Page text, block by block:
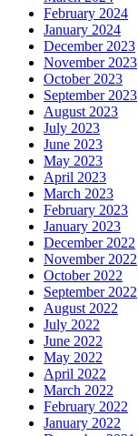
February 2024
January 2024
December 2023
November 2023
October 2023
September 2023
August 2023
July 2023
June 2023
May 2023
April 2023
March 2023
February 2023
January 2023
December 2022
November 2022
October 2022
September 2022
August 2022
July 2022
June 2022
May 2022
April 2022
March 2022
February 2022
January 2022